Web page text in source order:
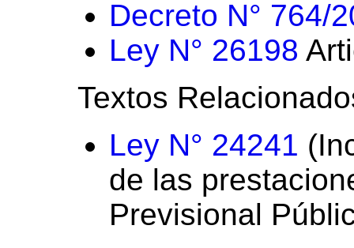
Decreto N° 764/
Ley N° 26198
Textos
Ley N° 24241
de las
Previsional